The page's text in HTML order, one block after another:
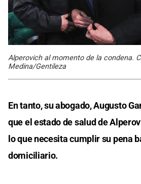
Alperovich al momento de la condena.
Medina/Gentileza
En tanto, su abogado, Augusto
que el estado de salud de
lo que necesita cumplir su pena
domiciliario.